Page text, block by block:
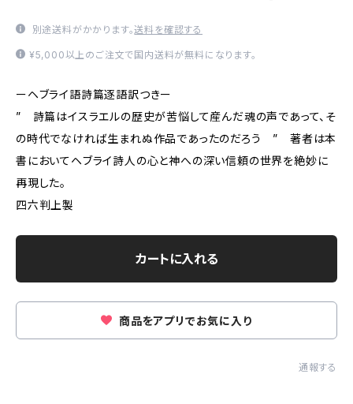
別途送料がかかります。送料を確認する
¥5,000以上のご注文で国内送料が無料になります。
ーヘブライ語詩篇逐語訳つきー
” 詩篇はイスラエルの歴史が苦悩して産んだ魂の声であって、そ
の時代でなければ生まれぬ作品であったのだろう ” 著者は本
書においてヘブライ詩人の心と神への深い信頼の世界を絶妙に
再現した。
四六判上製
カートに入れる
商品をアプリでお気に入り
通報する